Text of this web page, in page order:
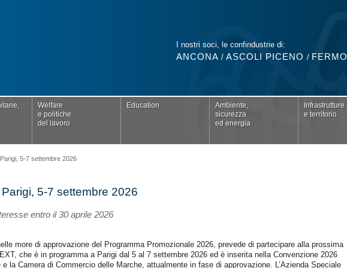
I nostri soci, le confindustrie di:
ANCONA / ASCOLI PICENO / FERMO
Welfare
e politiche
del lavoro
Education
Ambiente,
sicurezza
ed energia
Infrastrutture
e territorio
5-7 settembre 2026
5-7 settembre 2026
entro il 30 aprile 2026
more di approvazione del Programma Promozionale 2026, prevede di partecipare alla prossima
che è in programma a Parigi dal 5 al 7 settembre 2026 ed è inserita nella Convenzione 2026
la Camera di Commercio delle Marche, attualmente in fase di approvazione. L’Azienda Speciale